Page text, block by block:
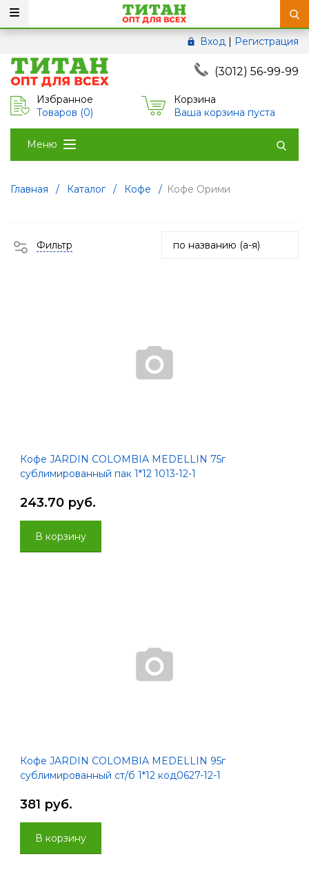
Вход | Регистрация
(3012) 56-99-99
Избранное
Товаров (0)
Корзина
Ваша корзина пуста
Меню
Главная / Каталог / Кофе / Кофе Орими
Фильтр
Кофе JARDIN COLOMBIA MEDELLIN 75г
сублимированный пак 1*12 1013-12-1
243.70 руб.
В корзину
Кофе JARDIN COLOMBIA MEDELLIN 95г
сублимированный ст/б 1*12 код0627-12-1
381 руб.
В корзину